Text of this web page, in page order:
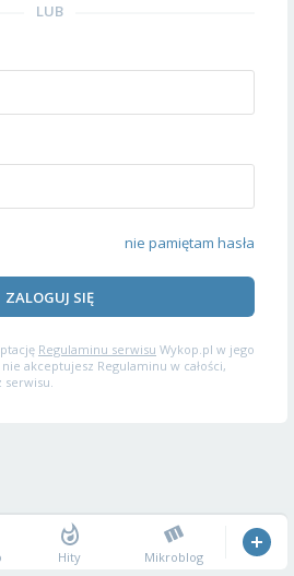
LUB
nie pamiętam hasła
ZALOGUJ SIĘ
Regulaminu serwisu Wykop.pl w jego
akceptujesz Regulaminu w całości,
serwisu.
Hity Mikroblog